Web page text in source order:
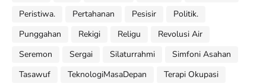
Peristiwa.
Pertahanan Pesisir
Politik.
Punggahan
Rekigi Religu
Revolusi Air
Seremon
Sergai Silaturrahmi
Simfoni Asahan
Tasawuf
TeknologiMasaDepan
Terapi Okupasi